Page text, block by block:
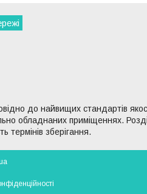
до найвищих стандартів
обладнаних приміщеннях.
термінів зберігання.